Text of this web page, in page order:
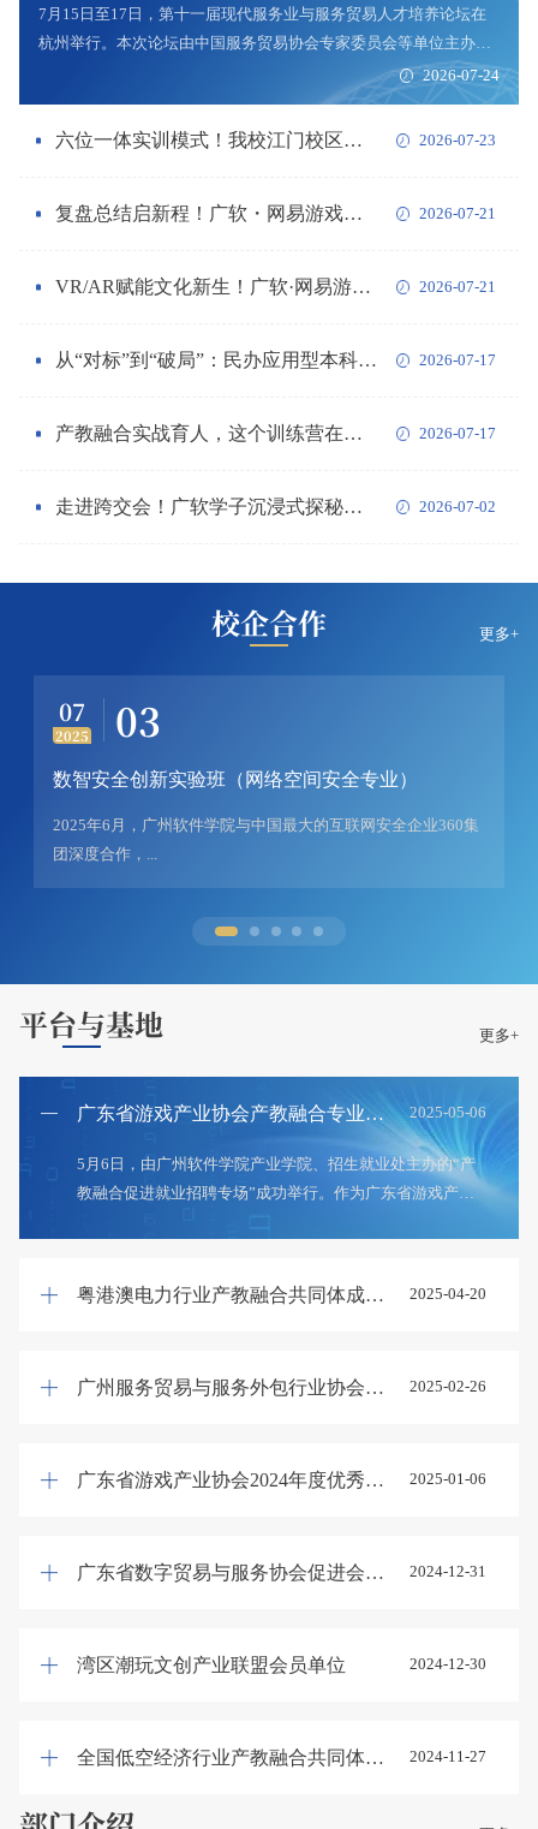
7月15日至17日，第十一届现代服务业与服务贸易人才培养论坛在
杭州举行。本次论坛由中国服务贸易协会专家委员会等单位主办，
汇聚了全国服务贸易领域专家学者、高校代表及行业领军企业，共
同探讨数字时代产教融合新路径。我校校企合作办公室黄炜迦主任
撰写的《广州软件学院:民办高校“双融合·四共同”产教融合育人体系
育人创新实践案例”...
2026-07-24
2026-07-23
六位一体实训模式！我校江门校区打造暑期实战育人新样板
2026-07-21
复盘总结启新程！广软・网易游戏产业学院召开2025-2026学年校企工作总结会
2026-07-21
VR/AR赋能文化新生！广软·网易游戏产业学院学子交出硬核答卷
2026-07-17
从“对标”到“破局”：民办应用型本科产科教融合的结构性矛盾与广软实践
2026-07-17
产教融合实战育人，这个训练营在江门校区启动！
2026-07-02
走进跨交会！广软学子沉浸式探秘跨境电商生态圈
校企合作 更多+
07
2025 03
数智安全创新实验班（网络空间安全专业）
2025年6月，广州软件学院与中国最大的互联网安全企业360集
团深度合作，...
平台与基地 更多+
2025-05-06
广东省游戏产业协会产教融合专业委员会主任委员单位
5月6日，由广州软件学院产业学院、招生就业处主办的“产
教融合促进就业招聘专场”成功举行。作为广东省游戏产业
2025-04-20
粤港澳电力行业产教融合共同体成员单位
2025-02-26
广州服务贸易与服务外包行业协会就业促进专业委员会副主任单位
2025-01-06
广东省游戏产业协会2024年度优秀合作伙伴
2024-12-31
广东省数字贸易与服务协会促进会数字人才培养专业委员会主任单位
2024-12-30
湾区潮玩文创产业联盟会员单位
2024-11-27
全国低空经济行业产教融合共同体理事单位